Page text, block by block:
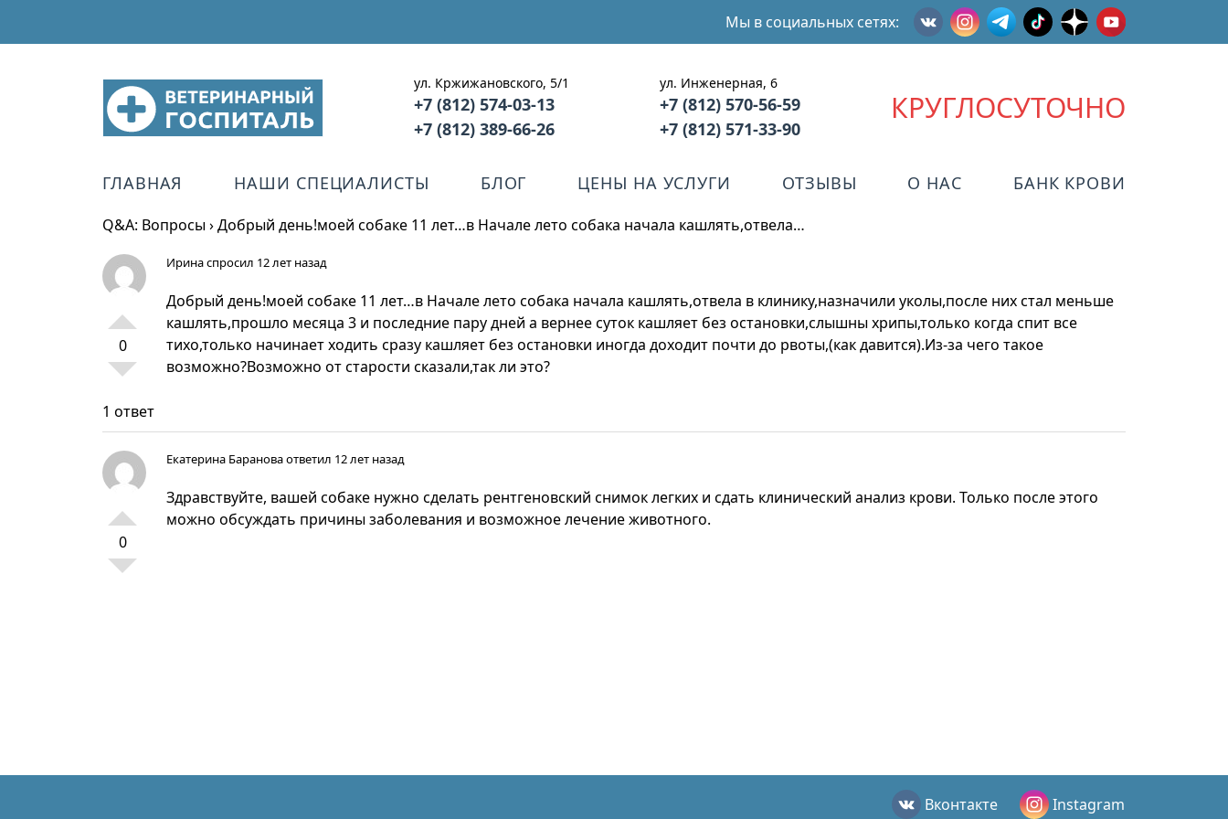
Мы в социальных сетях:
ул. Кржижановского, 5/1
+7 (812) 574-03-13
+7 (812) 389-66-26
ул. Инженерная, 6
+7 (812) 570-56-59
+7 (812) 571-33-90
КРУГЛОСУТОЧНО
ГЛАВНАЯ НАШИ СПЕЦИАЛИСТЫ БЛОГ ЦЕНЫ НА УСЛУГИ ОТЗЫВЫ О НАС БАНК КРОВИ
Q&A: Вопросы›Добрый день!моей собаке 11 лет…в Начале лето собака начала кашлять,отвела…
0
Иринаспросил 12 лет назад
Добрый день!моей собаке 11 лет…в Начале лето собака начала кашлять,отвела в клинику,назначили уколы,после них стал меньше
кашлять,прошло месяца 3 и последние пару дней а вернее суток кашляет без остановки,слышны хрипы,только когда спит все
тихо,только начинает ходить сразу кашляет без остановки иногда доходит почти до рвоты,(как давится).Из-за чего такое
возможно?Возможно от старости сказали,так ли это?
1 ответ
0
Екатерина Барановаответил 12 лет назад
Здравствуйте, вашей собаке нужно сделать рентгеновский снимок легких и сдать клинический анализ крови. Только после этого
можно обсуждать причины заболевания и возможное лечение животного.
Вконтакте Instagram